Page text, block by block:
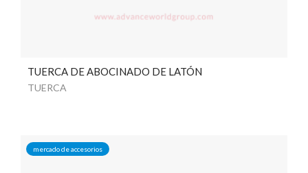
TUERCA DE ABOCINADO DE LATÓN
TUERCA
mercado de accesorios